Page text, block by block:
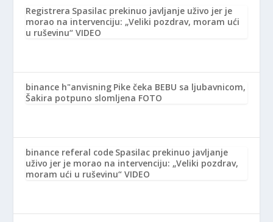
Registrera Spasilac prekinuo javljanje uživo jer je
morao na intervenciju: „Veliki pozdrav, moram ući
u ruševinu“ VIDEO
binance h"anvisning Pike čeka BEBU sa ljubavnicom,
Šakira potpuno slomljena FOTO
binance referal code Spasilac prekinuo javljanje
uživo jer je morao na intervenciju: „Veliki pozdrav,
moram ući u ruševinu“ VIDEO